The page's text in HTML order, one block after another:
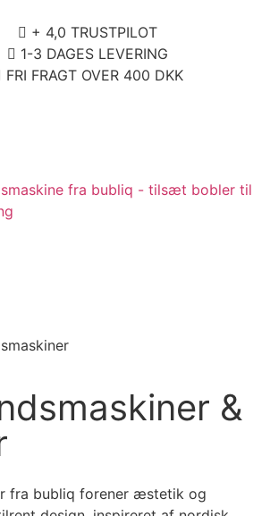
+ 4,0 TRUSTPILOT
1-3 DAGES LEVERING
FRI FRAGT OVER 400 DKK
&
fra bubliq forener æstetik og